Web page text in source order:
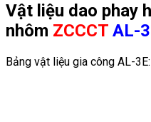
Vật liệu dao phay
nhôm ZCCCT AL-
Bảng vật liệu gia công AL-